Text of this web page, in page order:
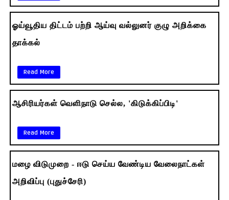
ஓய்வூதிய திட்டம் பற்றி ஆய்வு வல்லுனர் குழு அறிக்கை
தாக்கல்
Read More
ஆசிரியர்கள் வெளிநாடு செல்ல, 'கிடுக்கிப்பிடி'
Read More
மழை விடுமுறை - ஈடு செய்ய வேண்டிய வேலைநாட்கள்
அறிவிப்பு (புதுச்சேரி)